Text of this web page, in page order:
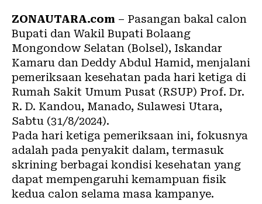
ZONAUTARA.com – Pasangan bakal calon
Bupati dan Wakil Bupati Bolaang
Mongondow Selatan (Bolsel), Iskandar
Kamaru dan Deddy Abdul Hamid, menjalani
pemeriksaan kesehatan pada hari ketiga di
Rumah Sakit Umum Pusat (RSUP) Prof. Dr.
R. D. Kandou, Manado, Sulawesi Utara,
Sabtu (31/8/2024).
Pada hari ketiga pemeriksaan ini, fokusnya
adalah pada penyakit dalam, termasuk
skrining berbagai kondisi kesehatan yang
dapat mempengaruhi kemampuan fisik
kedua calon selama masa kampanye.